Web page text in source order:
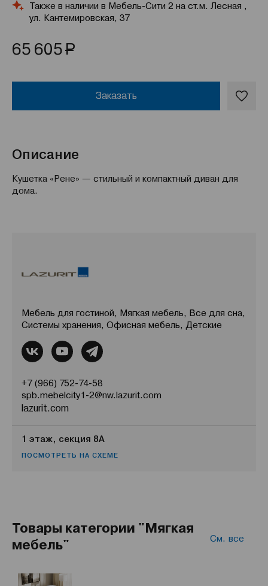
Также в наличии в Мебель-Сити 2 на ст.м. Лесная ,
ул. Кантемировская, 37
65 605Р
Заказать
Описание
Кушетка «Рене» — стильный и компактный диван для
дома.
Мебель для гостиной, Мягкая мебель, Все для сна,
Системы хранения, Офисная мебель, Детские
+7 (966) 752-74-58
spb.mebelcity1-2@nw.lazurit.com
lazurit.com
1 этаж, секция 8А
ПОСМОТРЕТЬ НА СХЕМЕ
Товары категории "Мягкая
мебель"
См. все